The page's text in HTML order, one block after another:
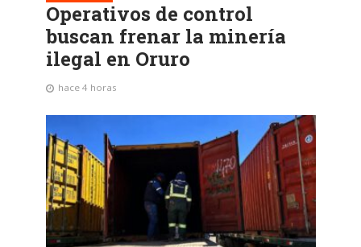
Operativos de control
buscan frenar la minería
ilegal en Oruro
hace 4 horas